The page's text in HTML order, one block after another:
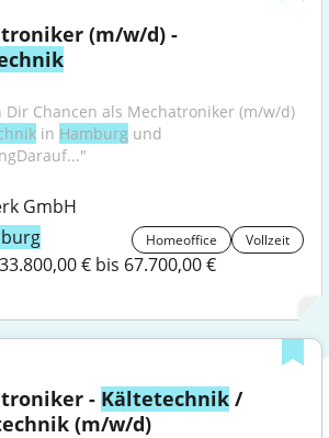
Dir Chancen als Mechatroniker (m/w/d)
in Hamburg und
GmbH
Homeoffice Vollzeit
€ bis 67.700,00 €
- Kältetechnik /
(m/w/d)